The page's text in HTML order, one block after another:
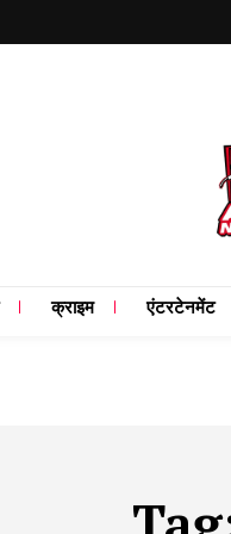
क्राइम एंटरटेनमेंट